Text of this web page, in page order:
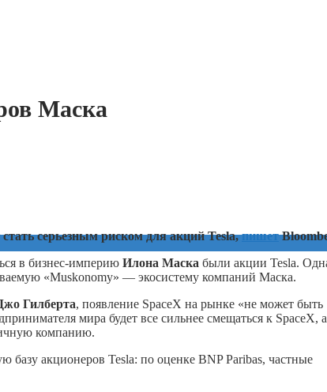
Маска
серьезным риском для акций Tesla,пишет
в бизнес-империю Илона Маска были акции Tesla.
«Muskonomy» — экосистему компаний Маска.
Гилберта, появление SpaceX на рынке «не может быть
мира будет все сильнее смещаться к SpaceX, а
компанию.
базу акционеров Tesla: по оценке BNP Paribas, частные